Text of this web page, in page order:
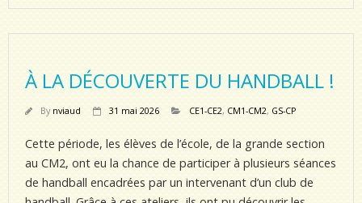
À LA DÉCOUVERTE DU HANDBALL !
By nviaud 31 mai 2026 CE1-CE2, CM1-CM2, GS-CP
Cette période, les élèves de l’école, de la grande section
au CM2, ont eu la chance de participer à plusieurs séances
de handball encadrées par un intervenant d’un club de